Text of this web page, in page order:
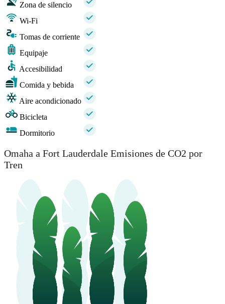
Zona de silencio
Wi-Fi
Tomas de corriente
Equipaje
Accesibilidad
Comida y bebida
Aire acondicionado
Bicicleta
Dormitorio
Omaha a Fort Lauderdale Emisiones de CO2 por
Tren